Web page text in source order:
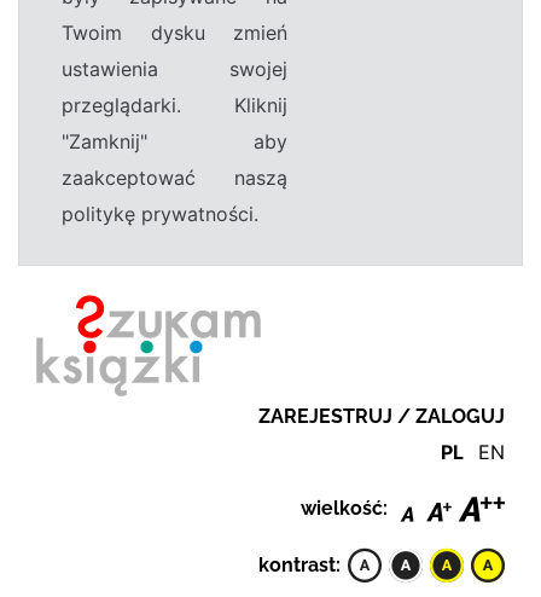
Twoim dysku zmień
ustawienia swojej
przeglądarki. Kliknij
"Zamknij" aby
zaakceptować naszą
politykę prywatności.
ZAREJESTRUJ / ZALOGUJ
PL EN
wielkość:
kontrast: